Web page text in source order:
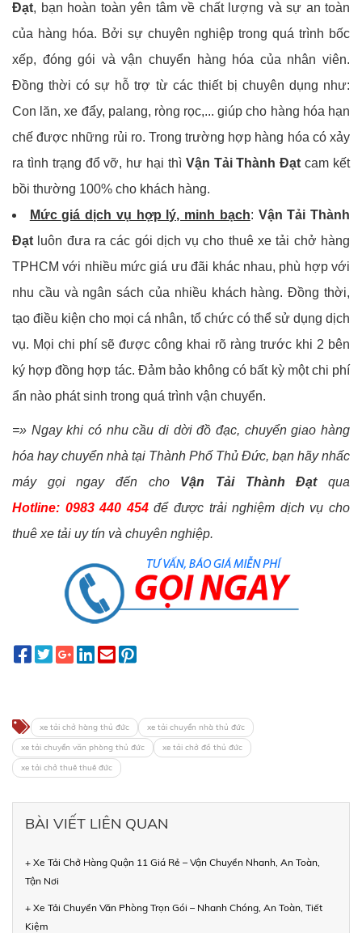
Đạt, bạn hoàn toàn yên tâm về chất lượng và sự an toàn
của hàng hóa. Bởi sự chuyên nghiệp trong quá trình bốc
xếp, đóng gói và vận chuyển hàng hóa của nhân viên.
Đồng thời có sự hỗ trợ từ các thiết bị chuyên dụng như:
Con lăn, xe đẩy, palang, ròng rọc,... giúp cho hàng hóa hạn
chế được những rủi ro. Trong trường hợp hàng hóa có xảy
ra tình trạng đổ vỡ, hư hại thì Vận Tải Thành Đạt cam kết
bồi thường 100% cho khách hàng.
Mức giá dịch vụ hợp lý, minh bạch: Vận Tải Thành
Đạt luôn đưa ra các gói dịch vụ cho thuê xe tải chở hàng
TPHCM với nhiều mức giá ưu đãi khác nhau, phù hợp với
nhu cầu và ngân sách của nhiều khách hàng. Đồng thời,
tạo điều kiện cho mọi cá nhân, tổ chức có thể sử dụng dịch
vụ. Mọi chi phí sẽ được công khai rõ ràng trước khi 2 bên
ký hợp đồng hợp tác. Đảm bảo không có bất kỳ một chi phí
ẩn nào phát sinh trong quá trình vận chuyển.
=» Ngay khi có nhu cầu di dời đồ đạc, chuyển giao hàng
hóa hay chuyển nhà tại Thành Phố Thủ Đức, bạn hãy nhấc
máy gọi ngay đến cho Vận Tải Thành Đạtqua
Hotline: 0983 440 454để được trải nghiệm dịch vụ cho
thuê xe tải uy tín và chuyên nghiệp.
xe tải chở hàng thủ đức
xe tải chuyển nhà thủ đức
xe tải chuyển văn phòng thủ đức
xe tải chở đồ thủ đức
xe tải chở thuê thuê đức
BÀI VIẾT LIÊN QUAN
+ Xe Tải Chở Hàng Quận 11 Giá Rẻ – Vận Chuyển Nhanh, An Toàn,
Tận Nơi
+ Xe Tải Chuyển Văn Phòng Trọn Gói – Nhanh Chóng, An Toàn, Tiết
Kiệm